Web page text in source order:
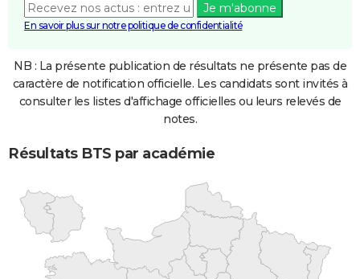
Je m'abonne
En savoir plus sur notre politique de confidentialité
NB : La présente publication de résultats ne présente pas de
caractère de notification officielle. Les candidats sont invités à
consulter les listes d'affichage officielles ou leurs relevés de
notes.
Résultats BTS par académie